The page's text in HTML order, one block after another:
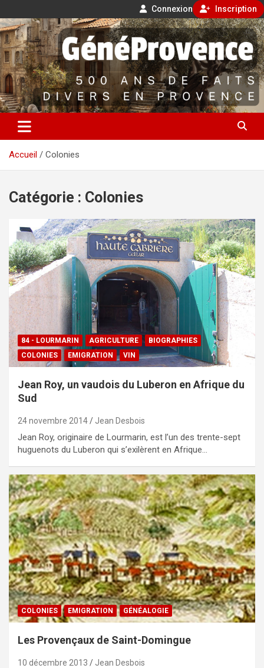
Connexion Inscription
Aller
au
contenu
GénéProvence
500 ans de faits divers en Provence
Accueil Colonies
Catégorie : Colonies
84 - LOURMARIN AGRICULTURE
BIOGRAPHIES
COLONIES
EMIGRATION VIN
Jean Roy, un vaudois du Luberon en Afrique du
Sud
24 novembre 2014 Jean Desbois
Jean Roy, originaire de Lourmarin, est l’un des trente-sept
huguenots du Luberon qui s’exilèrent en Afrique…
COLONIES EMIGRATION GÉNÉALOGIE
Les Provençaux de Saint-Domingue
10 décembre 2013 Jean Desbois